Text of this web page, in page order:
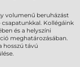
volumenű beruházást
Kollégáink
és a helyszíni
meghatározásában.
hosszú távú